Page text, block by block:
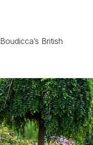
Boudicca’s British